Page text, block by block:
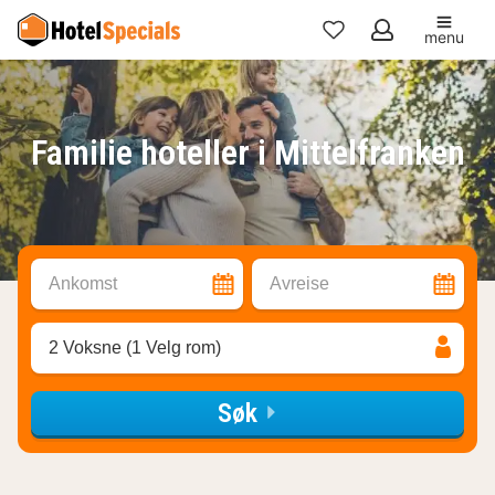
Mine
favoritter
menu
Familie hoteller i Mittelfranken
Ankomst Avreise
2 Voksne (1 Velg rom)
Søk